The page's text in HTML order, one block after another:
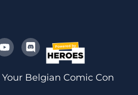
Your Belgian Comic Con